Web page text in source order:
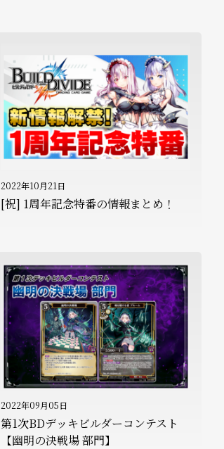
2022年10月21日
[祝] 1周年記念特番の情報まとめ！
2022年09月05日
第1次BDデッキビルダーコンテスト
【幽明の決戦場 部門】